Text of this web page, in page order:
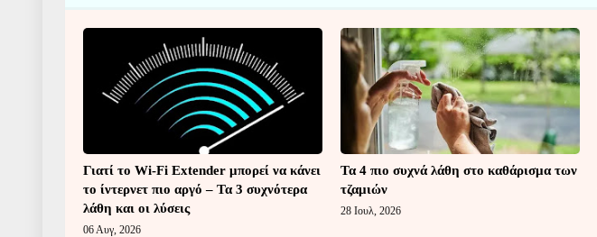
Γιατί το Wi-Fi Extender μπορεί να κάνει
το ίντερνετ πιο αργό – Τα 3 συχνότερα
λάθη και οι λύσεις
06 Αυγ, 2026
Τα 4 πιο συχνά λάθη στο καθάρισμα των
τζαμιών
28 Ιουλ, 2026